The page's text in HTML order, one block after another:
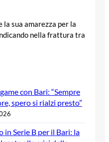
la sua amarezza per la
nella frattura tra
con Bari: “Sempre
spero si rialzi presto”
in Serie B per il Bari: la